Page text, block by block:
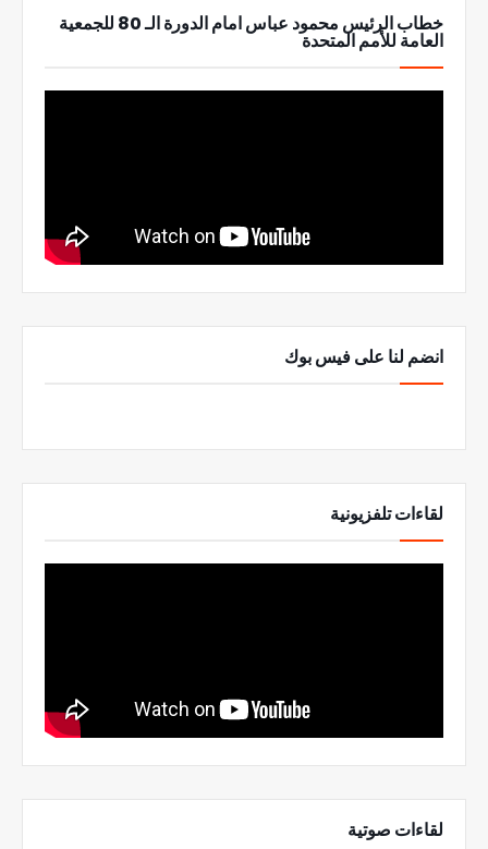
خطاب الرئيس محمود عباس امام الدورة الـ 80 للجمعية
العامة للأمم المتحدة
انضم لنا على فيس بوك
لقاءات تلفزيونية
لقاءات صوتية